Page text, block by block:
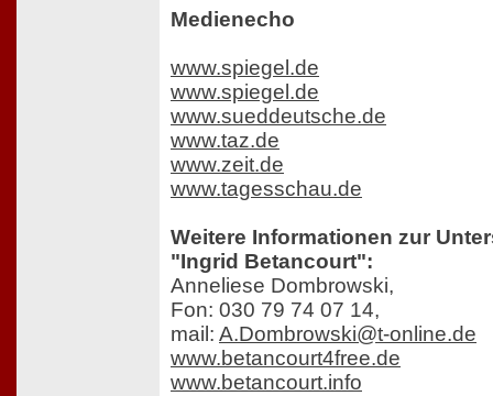
Medienecho
www.spiegel.de
www.spiegel.de
www.sueddeutsche.de
www.taz.de
www.zeit.de
www.tagesschau.de
Weitere Informationen zur
"Ingrid Betancourt":
Anneliese Dombrowski,
Fon: 030 79 74 07 14,
mail: A.Dombrowski@t-online.de
www.betancourt4free.de
www.betancourt.info